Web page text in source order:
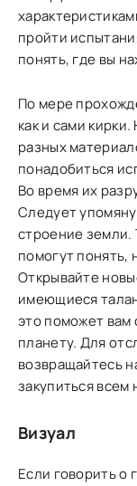
пройти
понять, где вы
По мере
как и сами
разных
понадобиться
Во время их
Следует
строение земли.
помогут понять,
Открывайте
имеющиеся
это поможет вам
планету. Для
возвращайтесь
закупиться
Визуал
Если говорить о